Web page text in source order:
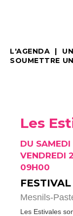
L'AGENDA
SOUMETTRE
Les
DU
VENDREDI
09H00
FESTIVAL
Mesnils-
Les Estivales